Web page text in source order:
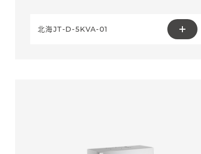
北海JT-D-5KVA-01